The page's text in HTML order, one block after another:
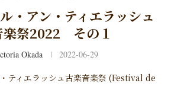
・アン・ティエラッシュ
楽祭2022 その１
Okada 2022-06-29
ティエラッシュ古楽音楽祭 (Festival de